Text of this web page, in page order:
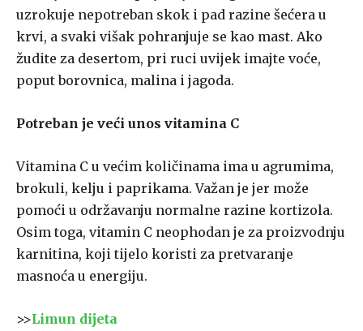
uzrokuje nepotreban skok i pad razine šećera u
krvi, a svaki višak pohranjuje se kao mast. Ako
žudite za desertom, pri ruci uvijek imajte voće,
poput borovnica, malina i jagoda.
Potreban je veći unos vitamina C
Vitamina C u većim količinama ima u agrumima,
brokuli, kelju i paprikama. Važan je jer može
pomoći u održavanju normalne razine kortizola.
Osim toga, vitamin C neophodan je za proizvodnju
karnitina, koji tijelo koristi za pretvaranje
masnoća u energiju.
>>Limun dijeta